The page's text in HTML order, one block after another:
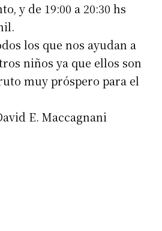
y de 19:00 a 20:30 hs
los que nos ayudan a
niños ya que ellos son
muy próspero para el
E. Maccagnani